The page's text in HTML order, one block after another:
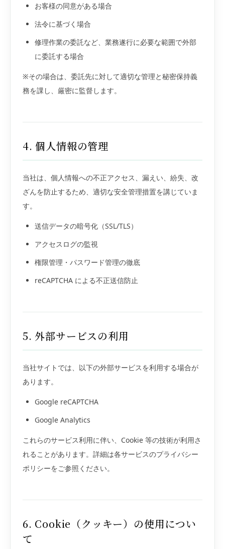
お客様の同意がある場合
法令に基づく場合
修理作業の委託など、業務遂行に必要な範囲で外部
に委託する場合
※その場合は、委託先に対して適切な管理と秘密保持義
務を課し、厳密に監督します。
4. 個人情報の管理
当社は、個人情報への不正アクセス、漏えい、紛失、改
ざんを防止するため、適切な安全管理措置を講じていま
す。
送信データの暗号化（SSL/TLS）
アクセスログの監視
権限管理・パスワード管理の徹底
reCAPTCHA による不正送信防止
5. 外部サービスの利用
当社サイトでは、以下の外部サービスを利用する場合が
あります。
Google reCAPTCHA
Google Analytics
これらのサービス利用に伴い、Cookie 等の技術が利用さ
れることがあります。詳細は各サービスのプライバシー
ポリシーをご参照ください。
6. Cookie（クッキー）の使用につい
て